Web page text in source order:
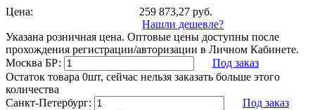
Цена: 259 873,27руб.
Нашли дешевле?
Указана розничная цена. Оптовые цены доступны после
прохождения регистрации/авторизации в Личном Кабинете.
Москва БР:
Под заказ
Остаток товара 0шт, сейчас нельзя заказать больше этого
количества
Санкт-Петербург:
Под заказ